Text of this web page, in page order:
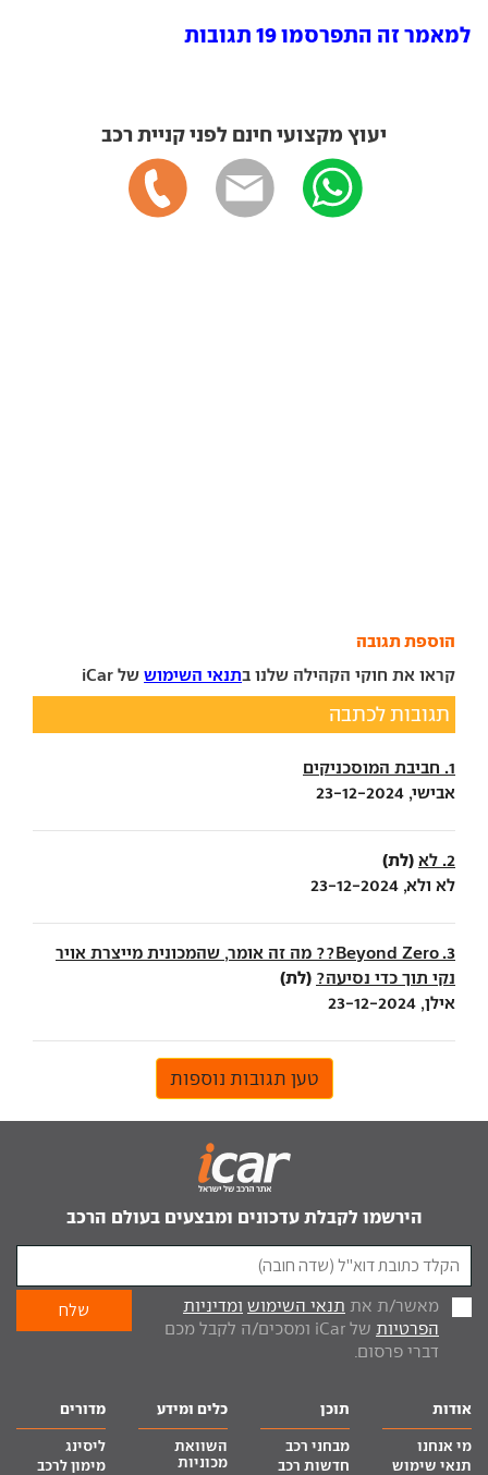
למאמר זה התפרסמו 19 תגובות
יעוץ מקצועי חינם לפני קניית רכב
הוספת תגובה
קראו את חוקי הקהילה שלנו בתנאי השימוש של iCar
תגובות לכתבה
1. חביבת המוסכניקים
אבישי, 23-12-2024
2. לא (לת)
לא ולא, 23-12-2024
3. Beyond Zero?? מה זה אומר, שהמכונית מייצרת אויר
נקי תוך כדי נסיעה? (לת)
אילן, 23-12-2024
טען תגובות נוספות
הירשמו לקבלת עדכונים ומבצעים בעולם הרכב
מאשר/ת את תנאי השימוש ומדיניות
הפרטיות
של iCar ומסכים/ה לקבל מכם
דברי פרסום.
אודות
מי אנחנו
תנאי שימוש
תוכן
מבחני רכב
חדשות רכב
כלים ומידע
השוואת
מכוניות
מדורים
ליסינג
מימון לרכב